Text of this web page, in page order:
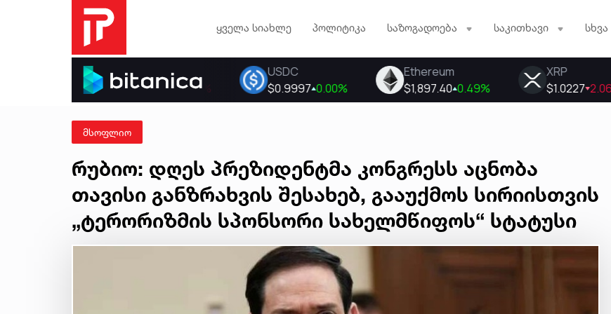
ყველა სიახლე პოლიტიკა საზოგადოება საკითხავი სხვა
მსოფლიო
რუბიო: დღეს პრეზიდენტმა კონგრესს აცნობა
თავისი განზრახვის შესახებ, გააუქმოს სირიისთვის
„ტერორიზმის სპონსორი სახელმწიფოს“ სტატუსი